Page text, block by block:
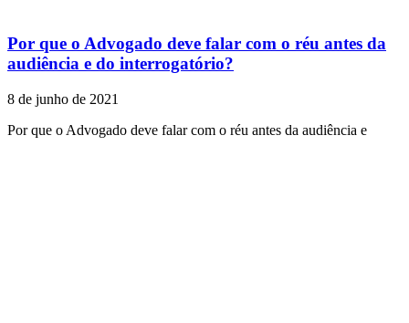
Por que o Advogado deve falar com o réu antes da
audiência e do interrogatório?
8 de junho de 2021
Por que o Advogado deve falar com o réu antes da audiência e